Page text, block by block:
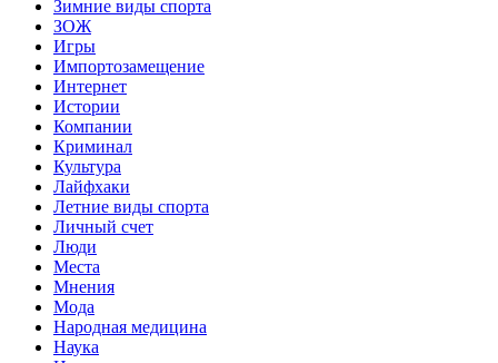
Зимние виды спорта
ЗОЖ
Игры
Импортозамещение
Интернет
Истории
Компании
Криминал
Культура
Лайфхаки
Летние виды спорта
Личный счет
Люди
Места
Мнения
Мода
Народная медицина
Наука